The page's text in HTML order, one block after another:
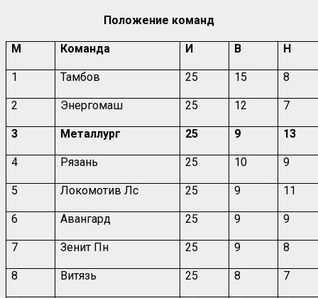
Положение команд
М Команда И В Н
1 Тамбов 25 15 8
2 Энергомаш 25 12 7
3 Металлург 25 9 13
4 Рязань 25 10 9
5 Локомотив Лс 25 9 11
6 Авангард 25 9 9
7 Зенит Пн 25 9 8
8 Витязь 25 8 7